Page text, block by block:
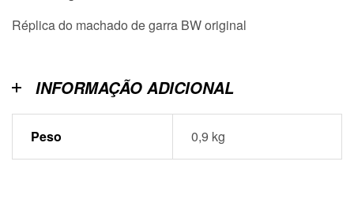
Réplica do machado de garra BW original
INFORMAÇÃO ADICIONAL
Peso 0,9 kg